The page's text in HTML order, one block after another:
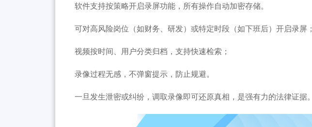
软件支持按策略开启录屏功能，所有操作自动加密存储。
可对高风险岗位（如财务、研发）或特定时段（如下班后）开启录屏；
视频按时间、用户分类归档，支持快速检索；
录像过程无感，不弹窗提示，防止规避。
一旦发生泄密或纠纷，调取录像即可还原真相，是强有力的法律证据。